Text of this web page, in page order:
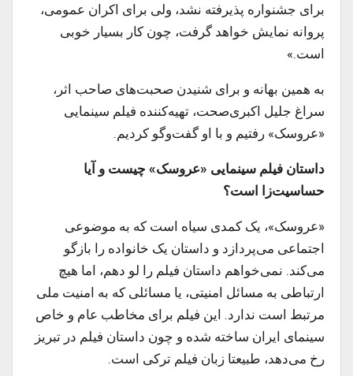
برای جشنواره پذیرفته نشد، ولی برای اکران عمومی،
پروانه نمایش خواهد گرفت، چون کار بسیار خوبی
است.»
به همین بهانه و برای شنیدن صحبت‌های صاحب اثر،
سراغ جلیل اکبری‌صحت، تهیه‌کننده فیلم سینمایی
«عروسک» رفتیم و با او گفت‌وگو کردیم.
داستان فیلم سینمایی «عروسک» چیست و آیا
حساسیت‌زا است؟
«عروسک»، یک کمدی سیاه است که به موضوعی
اجتماعی می‌پردازد و داستان یک خانواده را بازگو
می‌کند. نمی‌خواهم داستان فیلم را لو دهم، اما هیچ
ارتباطی به مسائل امنیتی، یا مسائلی که به امنیت ملی
مرتبط است ندارد. این فیلم برای مخاطب عام و خاص
سینمای ایران ساخته شده و چون داستان فیلم در تبریز
رخ می‌دهد، طبیعتا زبان فیلم ترکی است.